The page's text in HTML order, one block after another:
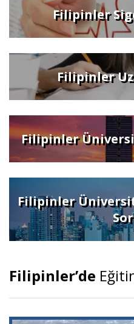
Filipinler
Filipinler
Filipinler
Filipinler
Filipinler’de